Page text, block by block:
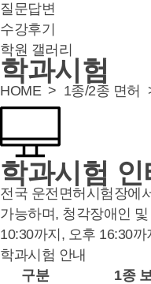
질문답변
수강후기
학원 갤러리
학과시험
HOME > 1종/2종 면허
학과시험
전국 운전면허시험장에
가능하며, 청각장애인
10:30까지, 오후 16:30
학과시험 안내
구분
1종